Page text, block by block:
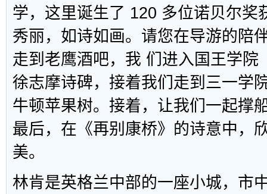
学，这里诞生了 120 多位诺贝尔奖
秀丽，如诗如画。请您在导游的陪
走到老鹰酒吧，我 们进入国王学院
徐志摩诗碑，接着我们走到三一学
牛顿苹果树。接着，让我们一起撑
最后，在《再别康桥》的诗意中，
美。
林肯是英格兰中部的一座小城，市